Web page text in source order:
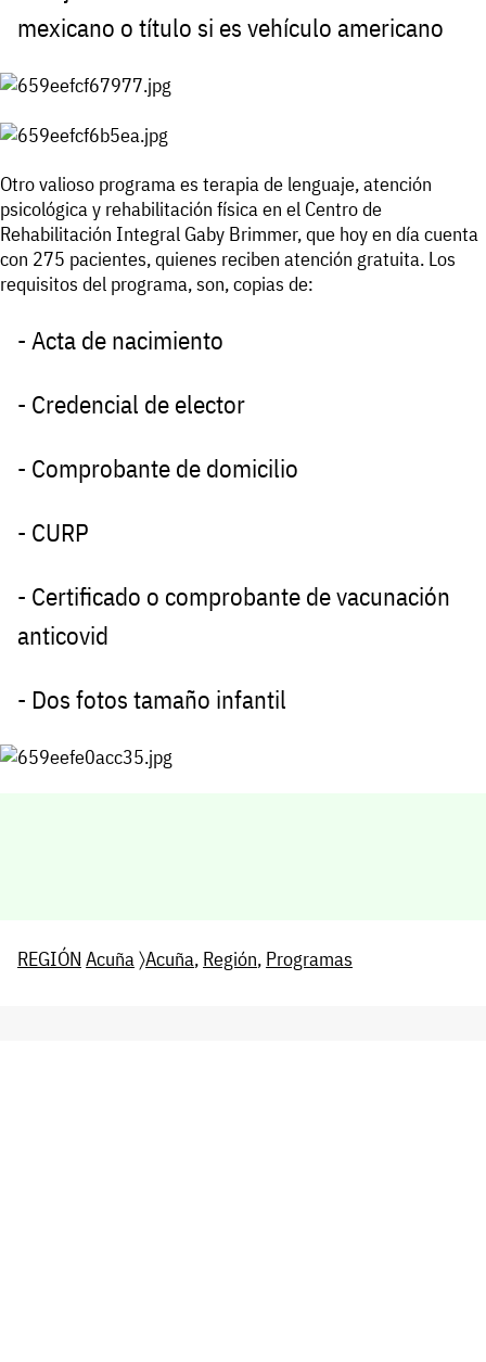
mexicano o título si es vehículo americano
Otro valioso programa es terapia de lenguaje, atención
psicológica y rehabilitación física en el Centro de
Rehabilitación Integral Gaby Brimmer, que hoy en día cuenta
con 275 pacientes, quienes reciben atención gratuita. Los
requisitos del programa, son, copias de:
- Acta de nacimiento
- Credencial de elector
- Comprobante de domicilio
- CURP
- Certificado o comprobante de vacunación
anticovid
- Dos fotos tamaño infantil
REGIÓN Acuña〉Acuña, Región, Programas